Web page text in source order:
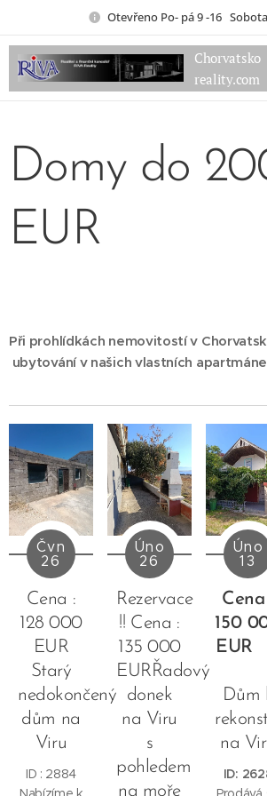
Otevřeno Po- pá 9 -16
Chorvatsko
reality.com
Domy do
EUR
Při prohlídkách nemovitostí v
ubytování v našich vlastních
Čvn
26
Cena :
128 000
EUR
Starý
nedokončený
dům na
Viru
ID : 2884
Úno
26
Rezervace
!! Cena :
135 000
EURŘadový
donek
na Viru
s
pohledem
na moře
Úno
13
Cena
150
EUR
Dům
na
ID: